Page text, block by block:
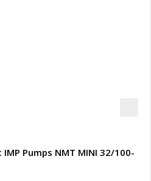
Pumps NMT MINI 32/100-